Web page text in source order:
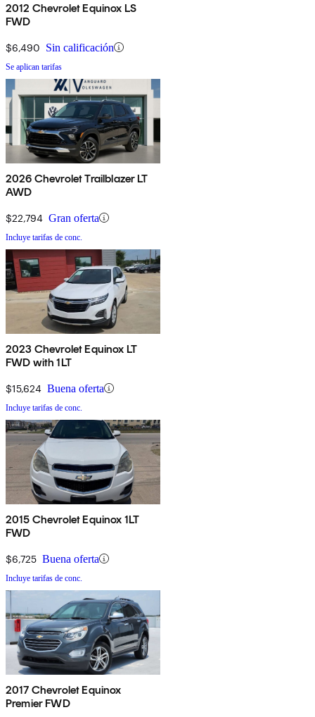
2012 Chevrolet Equinox LS
FWD
$6,490 Sin calificación
Se aplican tarifas
2026 Chevrolet Trailblazer LT
AWD
$22,794 Gran oferta
Incluye tarifas de conc.
2023 Chevrolet Equinox LT
FWD with 1LT
$15,624 Buena oferta
Incluye tarifas de conc.
2015 Chevrolet Equinox 1LT
FWD
$6,725 Buena oferta
Incluye tarifas de conc.
2017 Chevrolet Equinox
Premier FWD